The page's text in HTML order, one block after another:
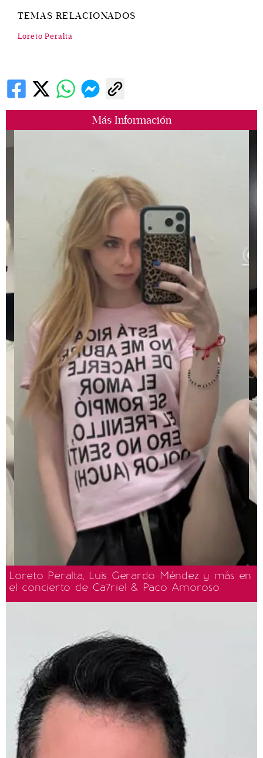
Más Información
Loreto Peralta, Luis Gerardo Méndez y más en
el concierto de Ca7riel & Paco Amoroso
TEMAS RELACIONADOS
Loreto Peralta